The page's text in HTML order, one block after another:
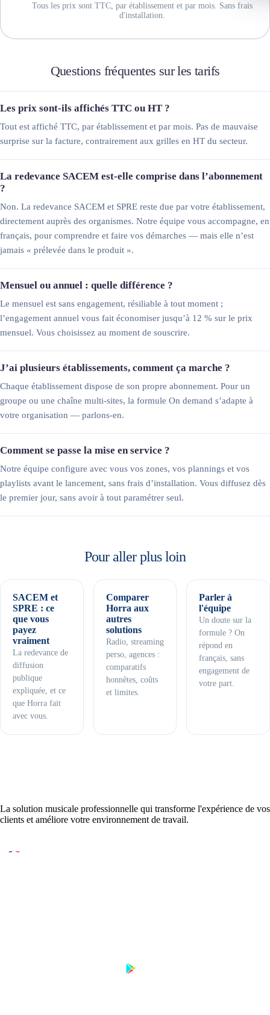
Tous les prix sont TTC, par établissement et par mois. Sans frais
d'installation.
Questions fréquentes sur les tarifs
Les prix sont-ils affichés TTC ou HT ?
Tout est affiché TTC, par établissement et par mois. Pas de mauvaise
surprise sur la facture, contrairement aux grilles en HT du secteur.
La redevance SACEM est-elle comprise dans l’abonnement
?
Non. La redevance SACEM et SPRE reste due par votre établissement,
directement auprès des organismes. Notre équipe vous accompagne, en
français, pour comprendre et faire vos démarches — mais elle n’est
jamais « prélevée dans le produit ».
Mensuel ou annuel : quelle différence ?
Le mensuel est sans engagement, résiliable à tout moment ;
l’engagement annuel vous fait économiser jusqu’à 12 % sur le prix
mensuel. Vous choisissez au moment de souscrire.
J’ai plusieurs établissements, comment ça marche ?
Chaque établissement dispose de son propre abonnement. Pour un
groupe ou une chaîne multi-sites, la formule On demand s’adapte à
votre organisation — parlons-en.
Comment se passe la mise en service ?
Notre équipe configure avec vous vos zones, vos plannings et vos
playlists avant le lancement, sans frais d’installation. Vous diffusez dès
le premier jour, sans avoir à tout paramétrer seul.
Pour aller plus loin
SACEM et
SPRE : ce
que vous
payez
vraiment
La redevance de
diffusion
publique
expliquée, et ce
que Horra fait
avec vous.
Comparer
Horra aux
autres
solutions
Radio, streaming
perso, agences :
comparatifs
honnêtes, coûts
et limites.
Parler à
l'équipe
Un doute sur la
formule ? On
répond en
français, sans
engagement de
votre part.
La solution musicale professionnelle qui transforme l'expérience de vos
clients et améliore votre environnement de travail.